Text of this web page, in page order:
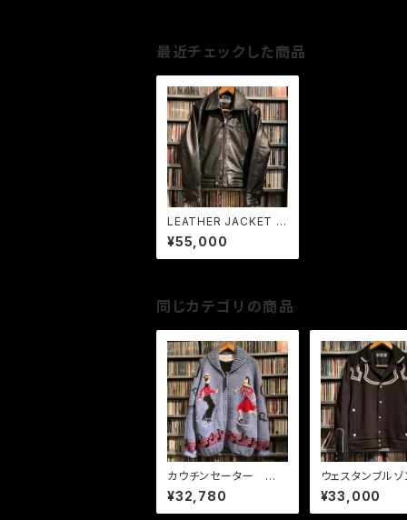
最近チェックした商品
LEATHER JACKET J
oe Strummer モデル
¥55,000
同じカテゴリの商品
カウチンセーター ロッ
クンロール ダンス
¥32,780
ウェスタンブル
キシカン BK
¥33,000